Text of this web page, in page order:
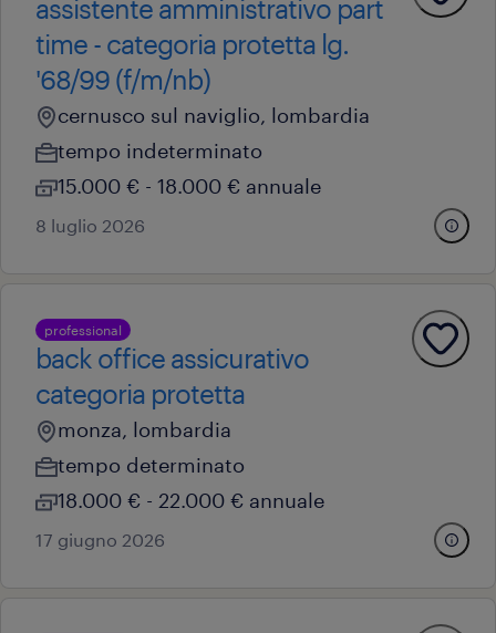
assistente amministrativo part
time - categoria protetta lg.
'68/99 (f/m/nb)
cernusco sul naviglio, lombardia
tempo indeterminato
15.000 € - 18.000 € annuale
8 luglio 2026
professional
back office assicurativo
categoria protetta
monza, lombardia
tempo determinato
18.000 € - 22.000 € annuale
17 giugno 2026